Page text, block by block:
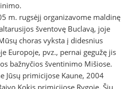
m. rugsėjį organizavome maldinę
šventovę Buclavą, joje
choras vyksta į didesnius
Europoje, pvz., pernai gegužę jis
bažnyčios šventinimo Mišiose.
Jūsų primicijose Kaune, 2004